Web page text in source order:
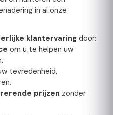
in al onze
klantervaringdoor:
om u te helpen uw
tevredenheid,
prijzen zonder